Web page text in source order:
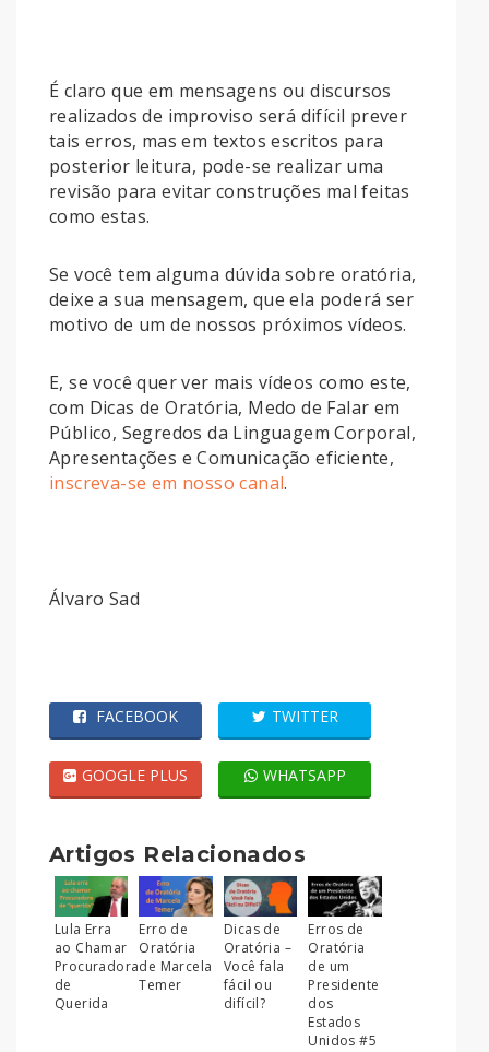
É claro que em mensagens ou discursos
realizados de improviso será difícil prever
tais erros, mas em textos escritos para
posterior leitura, pode-se realizar uma
revisão para evitar construções mal feitas
como estas.
Se você tem alguma dúvida sobre oratória,
deixe a sua mensagem, que ela poderá ser
motivo de um de nossos próximos vídeos.
E, se você quer ver mais vídeos como este,
com Dicas de Oratória, Medo de Falar em
Público, Segredos da Linguagem Corporal,
Apresentações e Comunicação eficiente,
inscreva-se em nosso canal.
Álvaro Sad
FACEBOOK TWITTER
GOOGLE PLUS WHATSAPP
Artigos Relacionados
Lula Erra
ao Chamar
Procuradora
de
Querida
Erro de
Oratória
de Marcela
Temer
Dicas de
Oratória –
Você fala
fácil ou
difícil?
Erros de
Oratória
de um
Presidente
dos
Estados
Unidos #5